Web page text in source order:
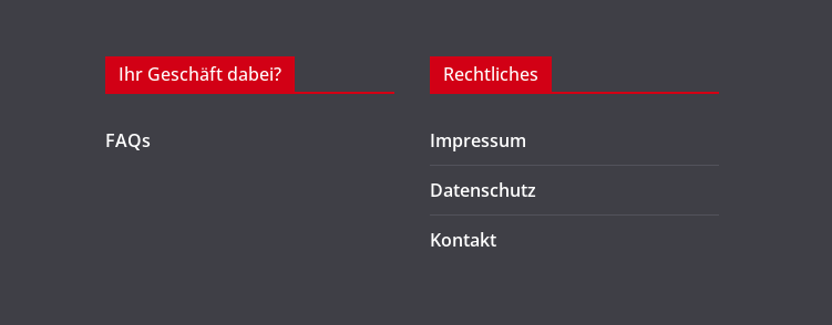
Ihr Geschäft dabei?
FAQs
Rechtliches
Impressum
Datenschutz
Kontakt